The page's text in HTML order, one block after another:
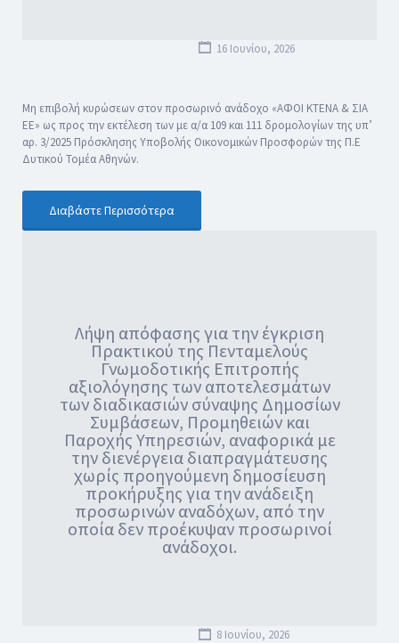
16 Ιουνίου, 2026
Μη επιβολή κυρώσεων στον προσωρινό ανάδοχο «ΑΦΟΙ ΚΤΕΝΑ & ΣΙΑ
ΕΕ» ως προς την εκτέλεση των με α/α 109 και 111 δρομολογίων της υπ’
αρ. 3/2025 Πρόσκλησης Υποβολής Οικονομικών Προσφορών της Π.Ε
Δυτικού Τομέα Αθηνών.
Διαβάστε Περισσότερα
Λήψη απόφασης για την έγκριση
Πρακτικού της Πενταμελούς
Γνωμοδοτικής Επιτροπής
αξιολόγησης των αποτελεσμάτων
των διαδικασιών σύναψης Δημοσίων
Συμβάσεων, Προμηθειών και
Παροχής Υπηρεσιών, αναφορικά με
την διενέργεια διαπραγμάτευσης
χωρίς προηγούμενη δημοσίευση
προκήρυξης για την ανάδειξη
προσωρινών αναδόχων, από την
οποία δεν προέκυψαν προσωρινοί
ανάδοχοι.
8 Ιουνίου, 2026